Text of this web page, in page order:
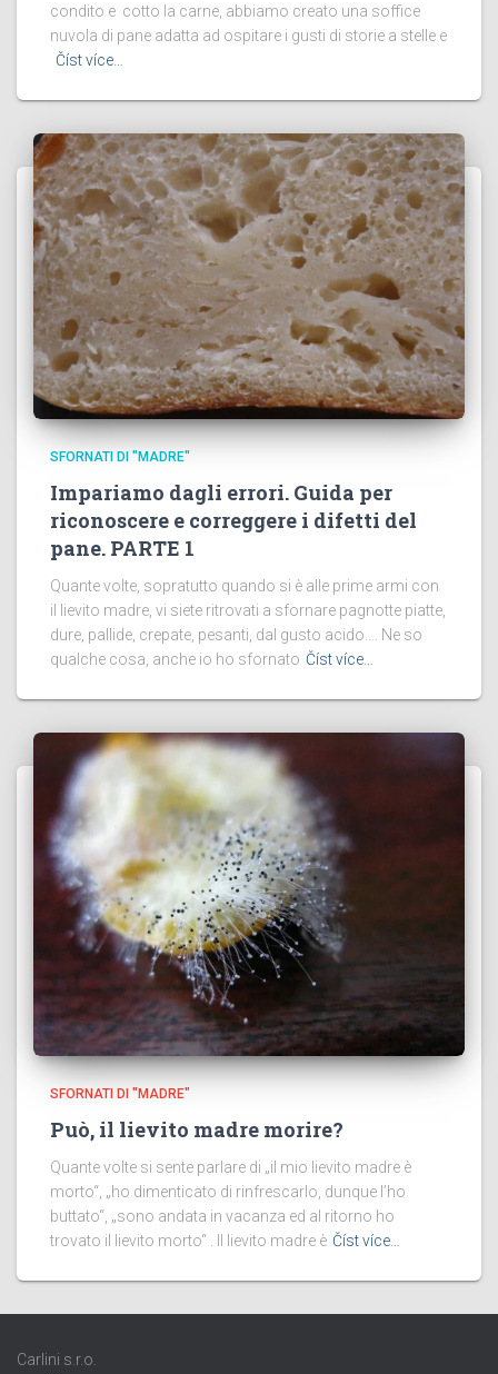
condito e cotto la carne, abbiamo creato una soffice
nuvola di pane adatta ad ospitare i gusti di storie a stelle e
Číst více…
SFORNATI DI "MADRE"
Impariamo dagli errori. Guida per
riconoscere e correggere i difetti del
pane. PARTE 1
Quante volte, sopratutto quando si è alle prime armi con
il lievito madre, vi siete ritrovati a sfornare pagnotte piatte,
dure, pallide, crepate, pesanti, dal gusto acido…. Ne so
qualche cosa, anche io ho sfornato Číst více…
SFORNATI DI "MADRE"
Può, il lievito madre morire?
Quante volte si sente parlare di „il mio lievito madre è
morto“, „ho dimenticato di rinfrescarlo, dunque l’ho
buttato“, „sono andata in vacanza ed al ritorno ho
trovato il lievito morto“ . Il lievito madre è Číst více…
Carlini s.r.o.